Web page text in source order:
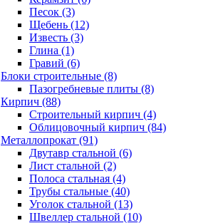
Песок (3)
Щебень (12)
Известь (3)
Глина (1)
Гравий (6)
Блоки строительные (8)
Пазогребневые плиты (8)
Кирпич (88)
Строительный кирпич (4)
Облицовочный кирпич (84)
Металлопрокат (91)
Двутавр стальной (6)
Лист стальной (2)
Полоса стальная (4)
Трубы стальные (40)
Уголок стальной (13)
Швеллер стальной (10)